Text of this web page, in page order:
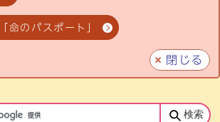
命のパスポート」
閉じる
検索